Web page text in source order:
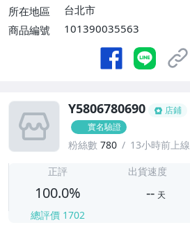
所在地區
台北市
商品編號
101390035563
Y5806780690
店鋪
實名驗證
粉絲數 780 13小時前上線
正評
100.0%
總評價 1702
出貨速度
-- 天